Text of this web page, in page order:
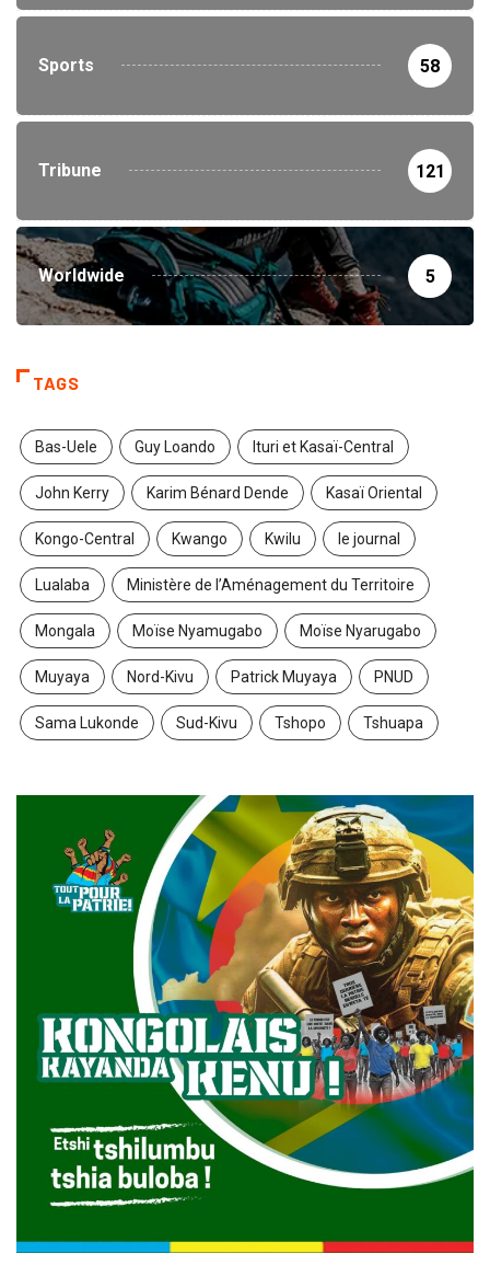
Sports 58
Tribune 121
Worldwide 5
TAGS
Bas-Uele Guy Loando Ituri et Kasaï-Central
John Kerry Karim Bénard Dende Kasaï Oriental
Kongo-Central Kwango Kwilu le journal
Lualaba Ministère de l’Aménagement du Territoire
Mongala Moïse Nyamugabo Moïse Nyarugabo
Muyaya Nord-Kivu Patrick Muyaya PNUD
Sama Lukonde Sud-Kivu Tshopo Tshuapa